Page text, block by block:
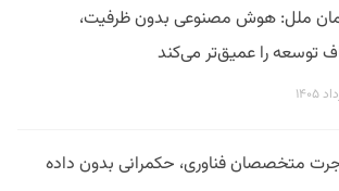
ملل: هوش مصنوعی بدون ظرفیت،
توسعه را عمیق‌تر می‌کند
متخصصان فناوری، حکمرانی بدون داده